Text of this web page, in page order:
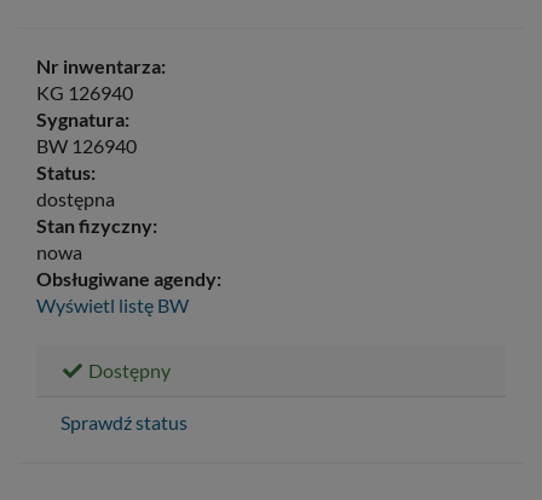
Nr inwentarza:
KG 126940
Sygnatura:
BW 126940
Status:
dostępna
Stan fizyczny:
nowa
Obsługiwane agendy:
Wyświetl listę BW
Dostępny
Sprawdź status